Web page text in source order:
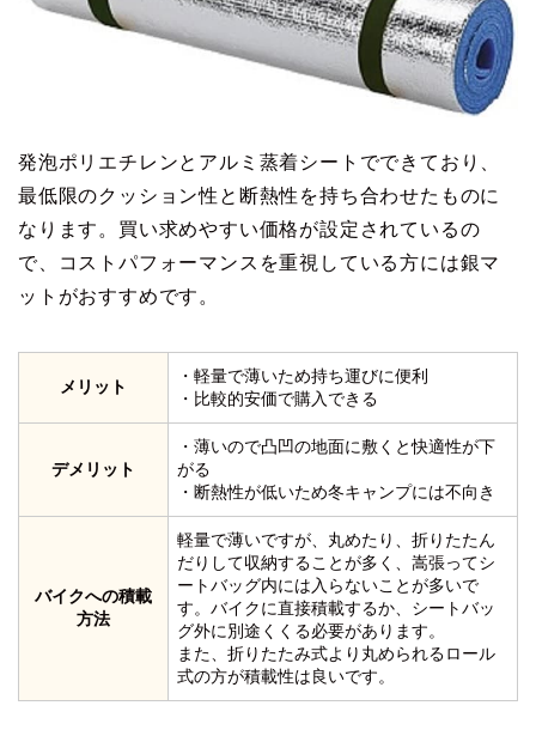
発泡ポリエチレンとアルミ蒸着シートでできており、
最低限のクッション性と断熱性を持ち合わせたものに
なります。買い求めやすい価格が設定されているの
で、コストパフォーマンスを重視している方には銀マ
ットがおすすめです。
メリット
・軽量で薄いため持ち運びに便利
・比較的安価で購入できる
デメリット
・薄いので凸凹の地面に敷くと快適性が下
がる
・断熱性が低いため冬キャンプには不向き
バイクへの積載
方法
軽量で薄いですが、丸めたり、折りたたん
だりして収納することが多く、嵩張ってシ
ートバッグ内には入らないことが多いで
す。バイクに直接積載するか、シートバッ
グ外に別途くくる必要があります。
また、折りたたみ式より丸められるロール
式の方が積載性は良いです。